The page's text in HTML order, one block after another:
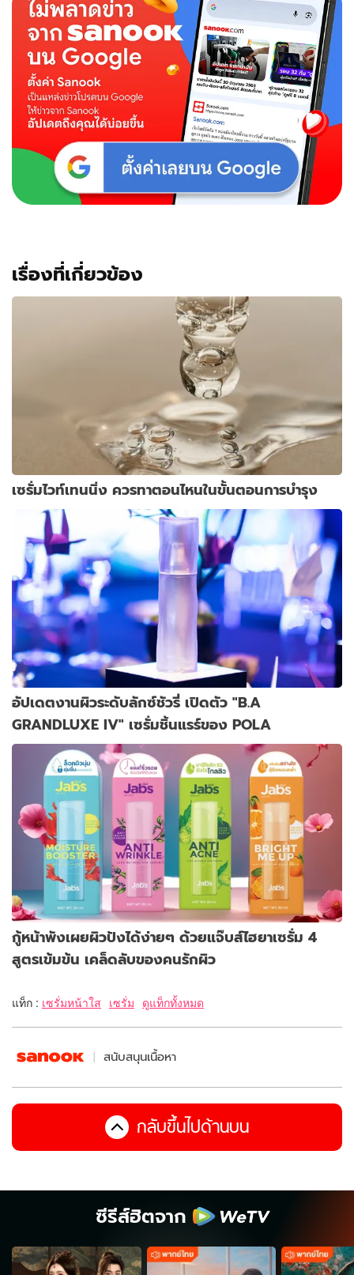
เรื่องที่เกี่ยวข้อง
เซรั่มไวท์เทนนิ่ง ควรทาตอนไหนในขั้นตอนการบำรุง
อัปเดตงานผิวระดับลักซ์ชัวรี่ เปิดตัว "B.A
GRANDLUXE IV" เซรั่มชิ้นแรร์ของ POLA
กู้หน้าพังเผยผิวปังได้ง่ายๆ ด้วยแจ๊บส์ไฮยาเซรั่ม 4
สูตรเข้มข้น เคล็ดลับของคนรักผิว
แท็ก : เซรั่มหน้าใส เซรั่ม ดูแท็กทั้งหมด
สนับสนุนเนื้อหา
กลับขึ้นไปด้านบน
ซีรีส์ฮิตจาก